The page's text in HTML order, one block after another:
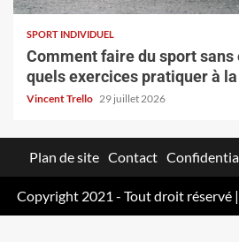
SPORT INDIVIDUEL
Comment faire du sport sans
quels exercices pratiquer à
Vincent Trello 29 juillet 2026
Plan de site Contact
Copyright 2021 - Tout droit réservé |